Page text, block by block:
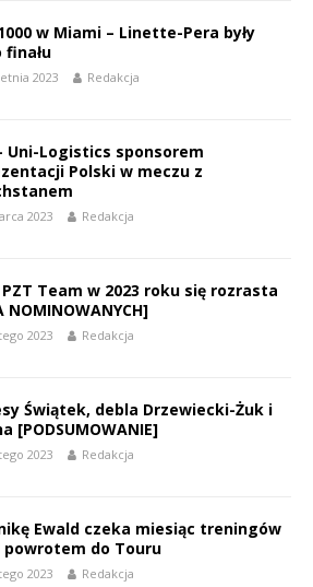
w Miami – Linette-Pera były
finału
2023 Redakcja
Uni-Logistics sponsorem
Polski w meczu z
2023 Redakcja
PZT Team w 2023 roku się rozrasta
NOMINOWANYCH]
2023 Redakcja
Świątek, debla Drzewiecki-Żuk i
[PODSUMOWANIE]
2023 Redakcja
Ewald czeka miesiąc treningów
powrotem do Touru
2023 Redakcja